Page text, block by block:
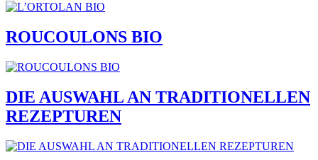
ROUCOULONS BIO
DIE AUSWAHL AN TRADITIONELLEN
REZEPTUREN